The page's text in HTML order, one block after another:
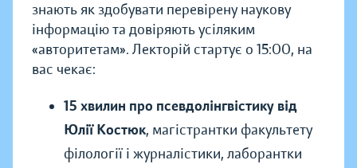
знають як здобувати перевірену наукову
інформацію та довіряють усіляким
«авторитетам». Лекторій стартує о 15:00, на
вас чекає:
15 хвилин про псевдолінгвістику від
Юлії Костюк, магістрантки факультету
філології і журналістики, лаборантки